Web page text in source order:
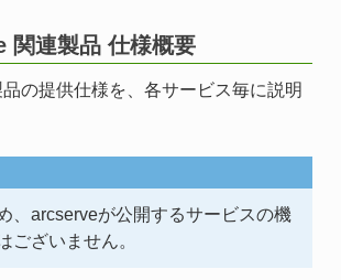
関連製品 仕様概要
の提供仕様を、各サービス毎に説明
、arcserveが公開するサービスの機
ございません。